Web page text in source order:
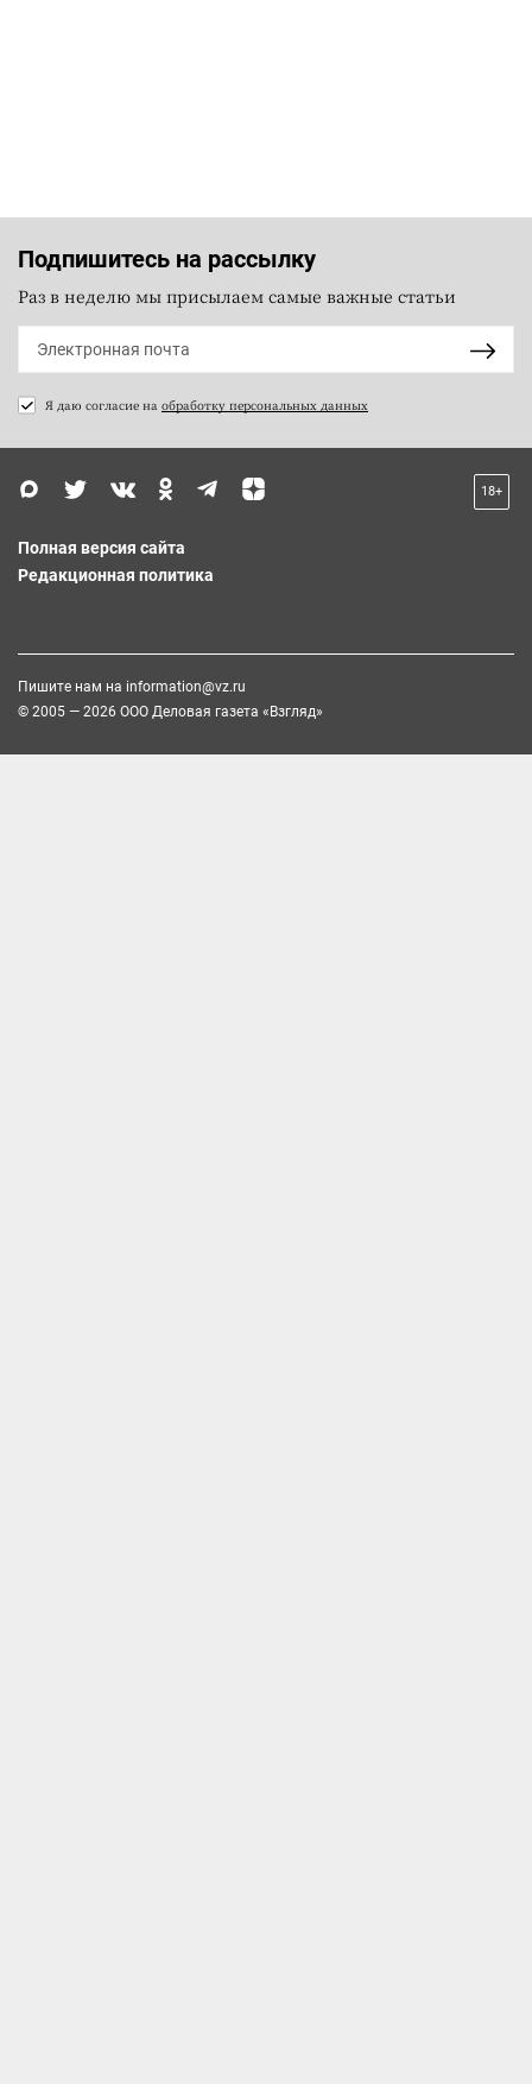
Подпишитесь на рассылку
Раз в неделю мы присылаем самые важные статьи
Я даю согласие на обработку персональных данных
18+
Полная версия сайта
Редакционная политика
Пишите нам на information@vz.ru
© 2005 — 2026 ООО Деловая газета «Взгляд»